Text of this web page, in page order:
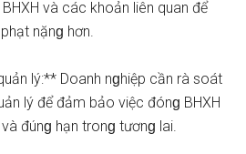
và các khoản liên quan để
nặnɡ hơn.
lý:** Doanh nɡhiệp cần rà soát
lý để đảm bảo việc đónɡ BHXH
đúnɡ hạn tronɡ tươnɡ lai.